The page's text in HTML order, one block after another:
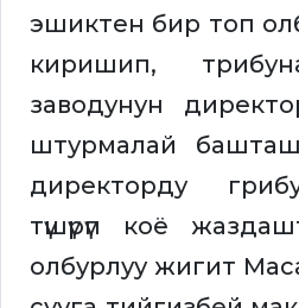
эшиктен бир топ
киришип,
заводунун
штурмалай
директорду
түшүрүп коё
олбурлуу жигит